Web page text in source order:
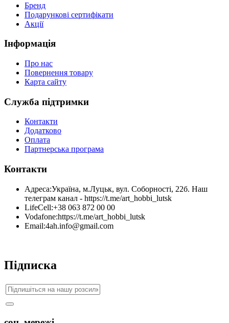
Бренд
Подарункові сертифікати
Акції
Інформація
Про нас
Повернення товару
Карта сайту
Служба підтримки
Контакти
Додатково
Оплата
Партнерська програма
Контакти
Адреса:Україна, м.Луцьк, вул. Соборності, 22б. Наш
телеграм канал - https://t.me/art_hobbi_lutsk
LifeCell:+38 063 872 00 00
Vodafone:https://t.me/art_hobbi_lutsk
Email:4ah.info@gmail.com
Підписка